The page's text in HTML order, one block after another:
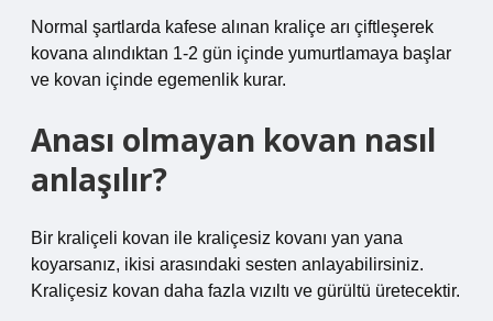
Normal şartlarda kafese alınan kraliçe arı çiftleşerek
kovana alındıktan 1-2 gün içinde yumurtlamaya başlar
ve kovan içinde egemenlik kurar.
Anası olmayan kovan nasıl
anlaşılır?
Bir kraliçeli kovan ile kraliçesiz kovanı yan yana
koyarsanız, ikisi arasındaki sesten anlayabilirsiniz.
Kraliçesiz kovan daha fazla vızıltı ve gürültü üretecektir.